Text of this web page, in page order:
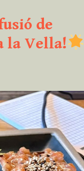
de
la Vella!